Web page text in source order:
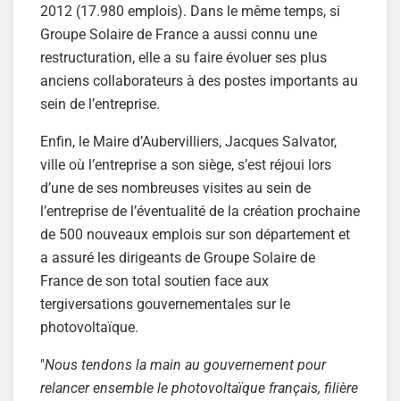
2012 (17.980 emplois). Dans le même temps, si
Groupe Solaire de France a aussi connu une
restructuration, elle a su faire évoluer ses plus
anciens collaborateurs à des postes importants au
sein de l’entreprise.
Enfin, le Maire d’Aubervilliers, Jacques Salvator,
ville où l’entreprise a son siège, s’est réjoui lors
d’une de ses nombreuses visites au sein de
l’entreprise de l’éventualité de la création prochaine
de 500 nouveaux emplois sur son département et
a assuré les dirigeants de Groupe Solaire de
France de son total soutien face aux
tergiversations gouvernementales sur le
photovoltaïque.
"Nous tendons la main au gouvernement pour
relancer ensemble le photovoltaïque français, filière